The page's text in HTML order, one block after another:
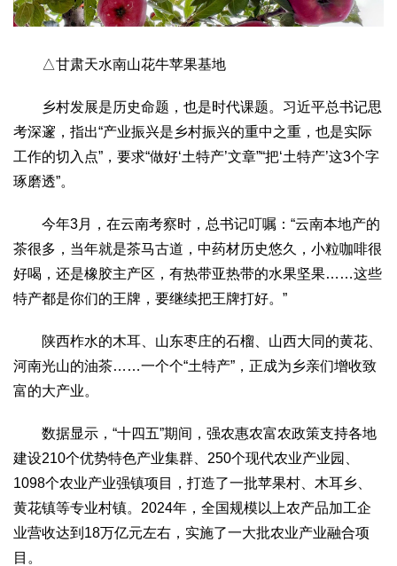
△甘肃天水南山花牛苹果基地
乡村发展是历史命题，也是时代课题。习近平总书记思
考深邃，指出“产业振兴是乡村振兴的重中之重，也是实际
工作的切入点”，要求“做好‘土特产’文章”“把‘土特产’这3个字
琢磨透”。
今年3月，在云南考察时，总书记叮嘱：“云南本地产的
茶很多，当年就是茶马古道，中药材历史悠久，小粒咖啡很
好喝，还是橡胶主产区，有热带亚热带的水果坚果……这些
特产都是你们的王牌，要继续把王牌打好。”
陕西柞水的木耳、山东枣庄的石榴、山西大同的黄花、
河南光山的油茶……一个个“土特产”，正成为乡亲们增收致
富的大产业。
数据显示，“十四五”期间，强农惠农富农政策支持各地
建设210个优势特色产业集群、250个现代农业产业园、
1098个农业产业强镇项目，打造了一批苹果村、木耳乡、
黄花镇等专业村镇。2024年，全国规模以上农产品加工企
业营收达到18万亿元左右，实施了一大批农业产业融合项
目。